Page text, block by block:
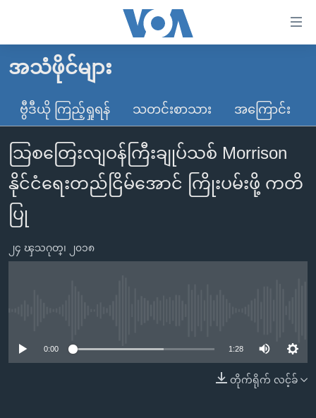
လွယ်ကူ
သည့်
Link
များ
ပင်မ
အကြောင်းအရာ
သို့
ကျော်
ကြည့်
မူလစာမျက်နှာ
မြန်မာ
ကမ္ဘာ့သတင်းများ
နိုင်ငံတကာ
အမေရိကန်
အစ္စရေး-ပါလက်စတိုင်း
ဗွီဒီယို
သတင်းလွတ်လပ်ခွင့်
ရပ်ဝန်းတခု လမ်းတခု အလွန်
အင်္ဂလိပ်စာလေ့လာမယ်
အမေရိကန်သုံးအီဒီယံ
အပတ်စဉ်ကဏ္ဍများ
အသံဖိုင်များ
ဗွီဒီယို ကြည့်ရှုရန် သတင်းစာသား အကြောင်း
သြစတြေးလျဝန်ကြီးချုပ်သစ် Morrison
နိုင်ငံရေးတည်ငြိမ်အောင် ကြိုးပမ်းဖို့ ကတိ
ပြု
၂၄ ၾသဂုတ္၊ ၂၀၁၈
0:00 1:28
တိုက်ရိုက် လင့်ခ်